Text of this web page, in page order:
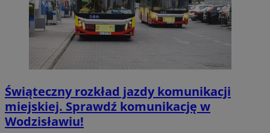
Świąteczny rozkład jazdy komunikacji
miejskiej. Sprawdź komunikację w
Wodzisławiu!